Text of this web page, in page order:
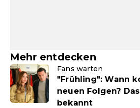
Mehr entdecken
Fans warten
"Frühling": Wann
neuen Folgen?
bekannt